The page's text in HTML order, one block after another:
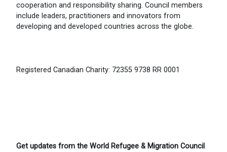
cooperation and responsibility sharing. Council members
include leaders, practitioners and innovators from
developing and developed countries across the globe.
Registered Canadian Charity: 72355 9738 RR 0001
Get updates from the World Refugee & Migration Council